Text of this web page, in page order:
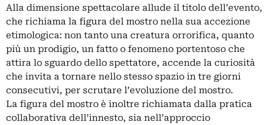
Alla dimensione spettacolare allude il titolo dell’evento,
che richiama la figura del mostro nella sua accezione
etimologica: non tanto una creatura orrorifica, quanto
più un prodigio, un fatto o fenomeno portentoso che
attira lo sguardo dello spettatore, accende la curiosità
che invita a tornare nello stesso spazio in tre giorni
consecutivi, per scrutare l’evoluzione del mostro.
La figura del mostro è inoltre richiamata dalla pratica
collaborativa dell’innesto, sia nell’approccio